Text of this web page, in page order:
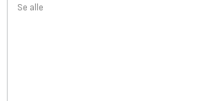
Se alle